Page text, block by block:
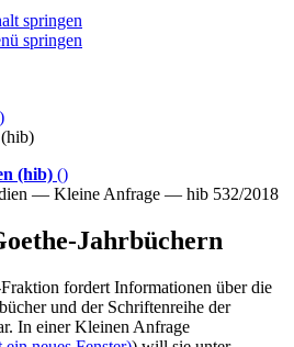
springen
springen
(hib) ()
— Kleine Anfrage — hib 532/2018
Jahrbüchern
fordert Informationen über die
und der Schriftenreihe der
In einer Kleinen Anfrage